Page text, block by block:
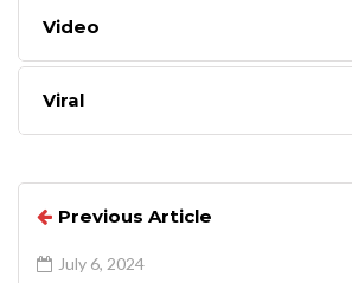
Video
Viral
Previous Article
July 6, 2024